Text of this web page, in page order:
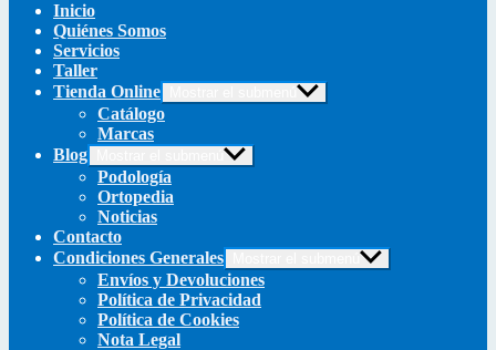
Inicio
Quiénes Somos
Servicios
Taller
Tienda Online
Catálogo
Marcas
Blog
Podología
Ortopedia
Noticias
Contacto
Condiciones Generales
Envíos y Devoluciones
Política de Privacidad
Política de Cookies
Nota Legal